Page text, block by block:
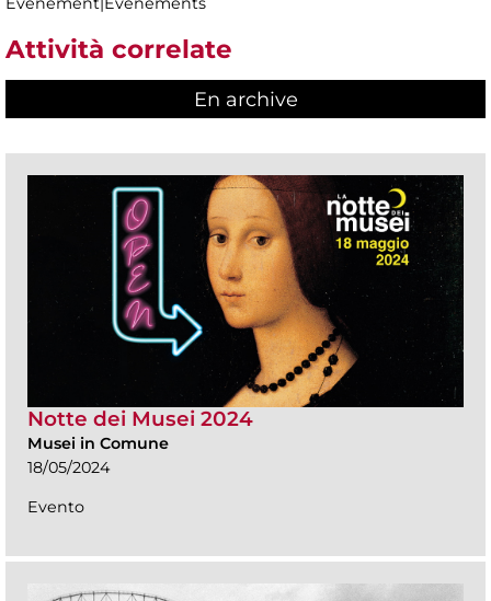
Attività correlate
En archive
Notte dei Musei 2024
Musei in Comune
18/05/2024
Evento